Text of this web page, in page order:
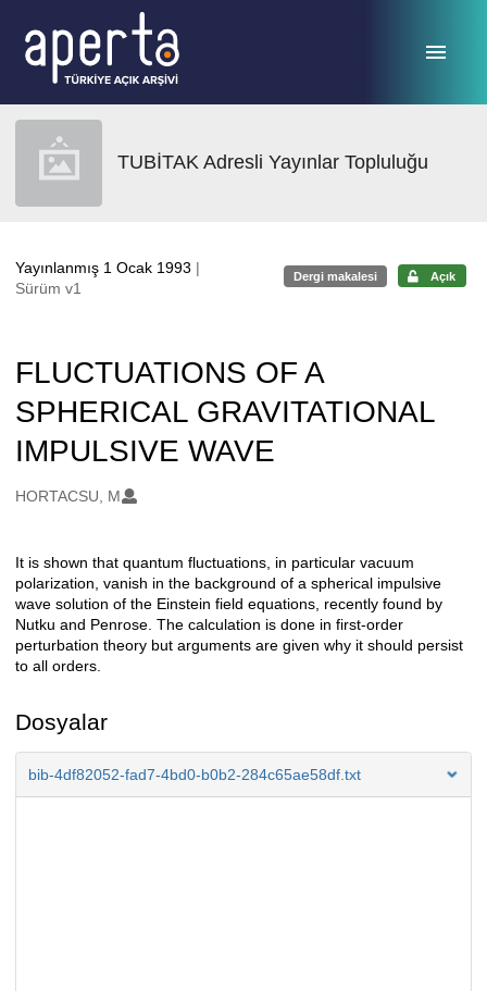
TUBİTAK Adresli Yayınlar Topluluğu
Yayınlanmış 1 Ocak 1993 |
Sürüm v1
Dergi makalesi Açık
FLUCTUATIONS OF A
SPHERICAL GRAVITATIONAL
IMPULSIVE WAVE
Oluşturanlar
HORTACSU, M
Açıklama
It is shown that quantum fluctuations, in particular vacuum
polarization, vanish in the background of a spherical impulsive
wave solution of the Einstein field equations, recently found by
Nutku and Penrose. The calculation is done in first-order
perturbation theory but arguments are given why it should persist
to all orders.
Dosyalar
bib-4df82052-fad7-4bd0-b0b2-284c65ae58df.txt